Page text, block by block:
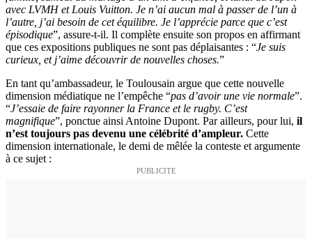
avec LVMH et Louis Vuitton. Je n’ai aucun mal à passer de l’un à
l’autre, j’ai besoin de cet équilibre. Je l’apprécie parce que c’est
épisodique”, assure-t-il. Il complète ensuite son propos en affirmant
que ces expositions publiques ne sont pas déplaisantes : “Je suis
curieux, et j’aime découvrir de nouvelles choses.”
En tant qu’ambassadeur, le Toulousain argue que cette nouvelle
dimension médiatique ne l’empêche “pas d’avoir une vie normale”.
“J’essaie de faire rayonner la France et le rugby. C’est
magnifique”, ponctue ainsi Antoine Dupont. Par ailleurs, pour lui, il
n’est toujours pas devenu une célébrité d’ampleur. Cette
dimension internationale, le demi de mêlée la conteste et argumente
à ce sujet :